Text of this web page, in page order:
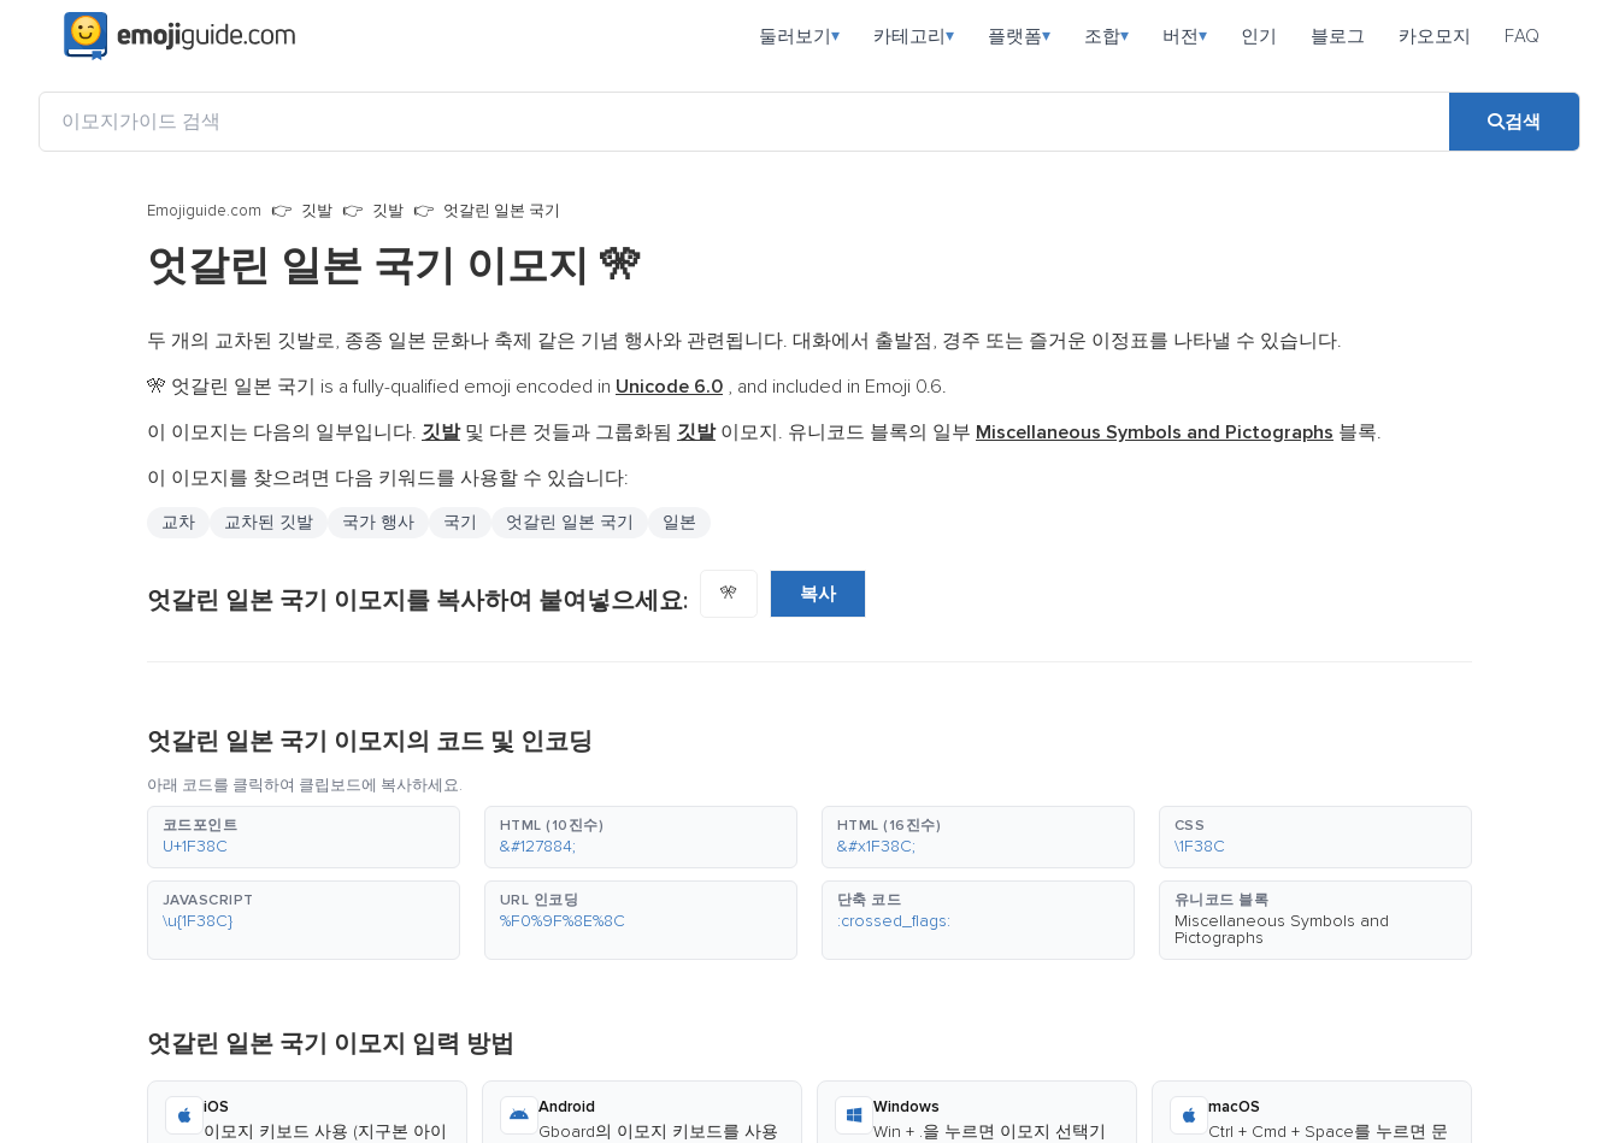
둘러보기▾ 카테고리▾ 플랫폼▾ 조합▾ 버전▾ 인기 블로그 카오모지 FAQ
검색
Emojiguide.com 깃발 깃발 엇갈린 일본 국기
엇갈린 일본 국기 이모지 🎌
두 개의 교차된 깃발로, 종종 일본 문화나 축제 같은 기념 행사와 관련됩니다. 대화에서 출발점, 경주 또는 즐거운 이정표를 나타낼 수 있습니다.
🎌 엇갈린 일본 국기 is a fully-qualified emoji encoded in Unicode 6.0 , and included in Emoji 0.6.
이 이모지는 다음의 일부입니다. 깃발및 다른 것들과 그룹화됨 깃발이모지. 유니코드 블록의 일부 Miscellaneous Symbols and Pictographs 블록.
이 이모지를 찾으려면 다음 키워드를 사용할 수 있습니다:
교차 교차된 깃발 국가 행사 국기 엇갈린 일본 국기 일본
엇갈린 일본 국기 이모지를 복사하여 붙여넣으세요: 🎌 복사
엇갈린 일본 국기 이모지의 코드 및 인코딩
아래 코드를 클릭하여 클립보드에 복사하세요.
코드포인트
U+1F38C
HTML (10진수)
&#127884;
HTML (16진수)
&#x1F38C;
CSS
\1F38C
JAVASCRIPT
\u{1F38C}
URL 인코딩
%F0%9F%8E%8C
단축 코드
:crossed_flags:
유니코드 블록
Miscellaneous Symbols and
Pictographs
엇갈린 일본 국기 이모지 입력 방법
iOS
이모지 키보드 사용 (지구본 아이
Android
Gboard의 이모지 키보드를 사용
Windows
Win + .을 누르면 이모지 선택기
macOS
Ctrl + Cmd + Space를 누르면 문